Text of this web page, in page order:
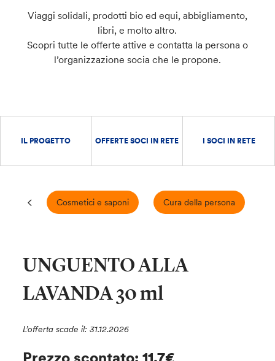
Viaggi solidali, prodotti bio ed equi, abbigliamento,
libri, e molto altro.
Scopri tutte le offerte attive e contatta la persona o
l’organizzazione socia che le propone.
IL PROGETTO OFFERTE SOCI IN RETE I SOCI IN RETE
Cosmetici e saponi Cura della persona
UNGUENTO ALLA
LAVANDA 30 ml
L’offerta scade il: 31.12.2026